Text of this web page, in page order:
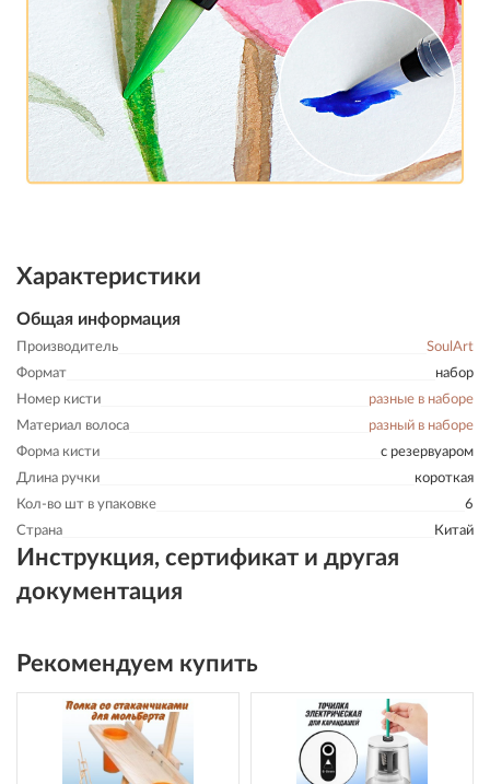
Характеристики
Общая информация
Производитель
SoulArt
Формат
набор
Номер кисти
разные в наборе
Материал волоса
разный в наборе
Форма кисти
с резервуаром
Длина ручки
короткая
Кол-во шт в упаковке
6
Страна
Китай
Инструкция, сертификат и другая
документация
Рекомендуем купить